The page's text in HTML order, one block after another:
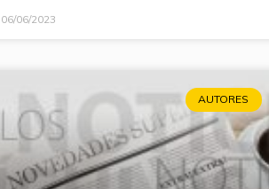
06/06/2023
AUTORES